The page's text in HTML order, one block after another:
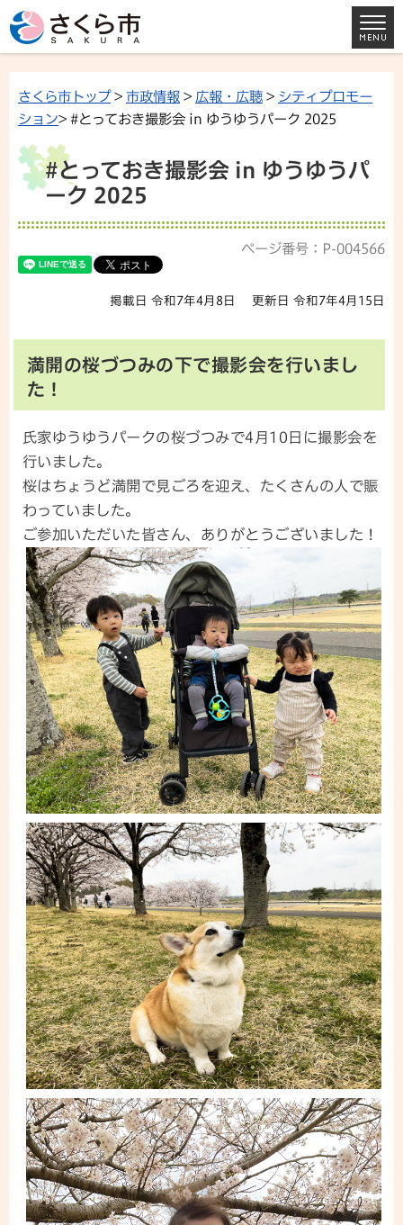
さくら市トップ> 市政情報 > 広報・広聴 > シティプロモー
ション> #とっておき撮影会 in ゆうゆうパーク 2025
#とっておき撮影会 in ゆうゆうパ
ーク 2025
ページ番号：P-004566
掲載日 令和7年4月8日 更新日 令和7年4月15日
満開の桜づつみの下で撮影会を行いまし
た！
氏家ゆうゆうパークの桜づつみで4月10日に撮影会を
行いました。
桜はちょうど満開で見ごろを迎え、たくさんの人で賑
わっていました。
ご参加いただいた皆さん、ありがとうございました！